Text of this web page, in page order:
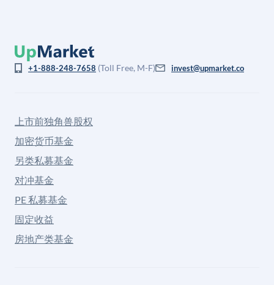
+1-888-248-7658 (Toll Free, M-F) invest@upmarket.co
上市前独角兽股权
加密货币基金
另类私募基金
对冲基金
PE 私募基金
固定收益
房地产类基金